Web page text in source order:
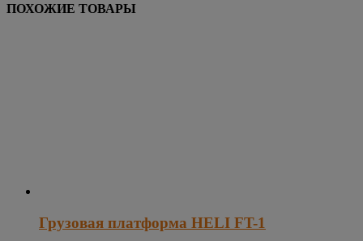
ПОХОЖИЕ ТОВАРЫ
Грузовая платформа HELI FT-1